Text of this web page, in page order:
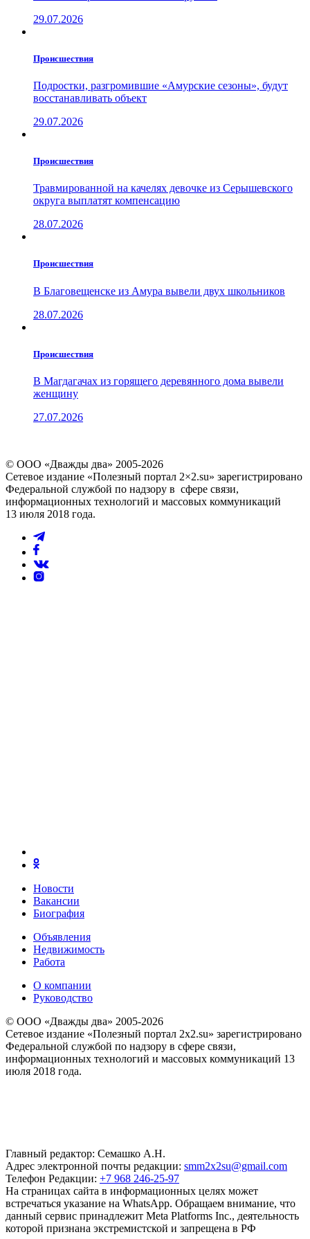
29.07.2026
Проиcшествия
Подростки, разгромившие «Амурские сезоны», будут
восстанавливать объект
29.07.2026
Проиcшествия
Травмированной на качелях девочке из Серышевского
округа выплатят компенсацию
28.07.2026
Проиcшествия
В Благовещенске из Амура вывели двух школьников
28.07.2026
Проиcшествия
В Магдагачах из горящего деревянного дома вывели
женщину
27.07.2026
© ООО «Дважды два» 2005-2026
Сетевое издание «Полезный портал 2×2.su» зарегистрировано
Федеральной службой по надзору в сфере связи,
информационных технологий и массовых коммуникаций
13 июля 2018 года.
Новости
Вакансии
Биография
Объявления
Недвижимость
Работа
О компании
Руководство
© ООО «Дважды два» 2005-2026
Сетевое издание «Полезный портал 2x2.su» зарегистрировано
Федеральной службой по надзору в сфере связи,
информационных технологий и массовых коммуникаций 13
июля 2018 года.
Главный редактор: Семашко А.Н.
Адрес электронной почты редакции: smm2x2su@gmail.com
Телефон Редакции: +7 968 246-25-97
На страницах сайта в информационных целях может
встречаться указание на WhatsApp. Обращаем внимание, что
данный сервис принадлежит Meta Platforms Inc., деятельность
которой признана экстремистской и запрещена в РФ